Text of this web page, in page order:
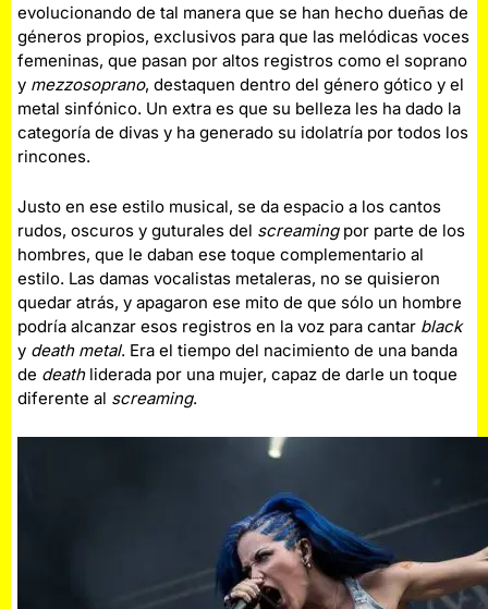
evolucionando de tal manera que se han hecho dueñas de
géneros propios, exclusivos para que las melódicas voces
femeninas, que pasan por altos registros como el soprano
y mezzosoprano, destaquen dentro del género gótico y el
metal sinfónico. Un extra es que su belleza les ha dado la
categoría de divas y ha generado su idolatría por todos los
rincones.
Justo en ese estilo musical, se da espacio a los cantos
rudos, oscuros y guturales del screamingpor parte de los
hombres, que le daban ese toque complementario al
estilo. Las damas vocalistas metaleras, no se quisieron
quedar atrás, y apagaron ese mito de que sólo un hombre
podría alcanzar esos registros en la voz para cantar black
y death metal. Era el tiempo del nacimiento de una banda
de deathliderada por una mujer, capaz de darle un toque
diferente al screaming.